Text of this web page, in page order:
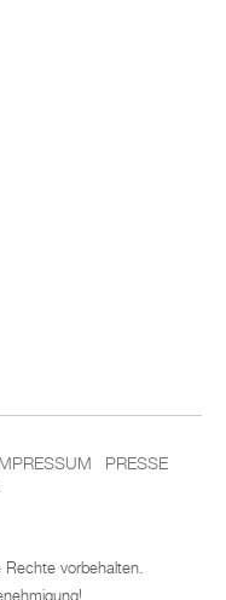
IM­PRES­SUM
PRES­SE
Rech­te vor­be­hal­ten.